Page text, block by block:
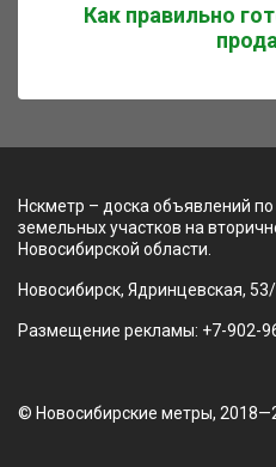
Как правильно
Нскметр – доска объявлений
земельных участков на
Новосибирской области.
Новосибирск, Ядринцевская,
Размещение рекламы: +7-902-
© Новосибирские метры,